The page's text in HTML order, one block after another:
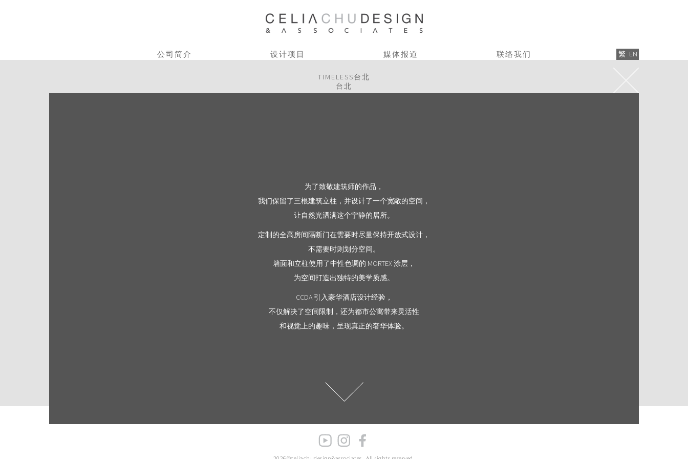
繁 EN
公司简介 设计项目 媒体报道 联络我们
TIMELESS台北
台北
为了致敬建筑师的作品，
我们保留了三根建筑立柱，并设计了一个宽敞的空间，
让自然光洒满这个宁静的居所。
定制的全高房间隔断门在需要时尽量保持开放式设计，
不需要时则划分空间。
墙面和立柱使用了中性色调的 MORTEX 涂层，
为空间打造出独特的美学质感。
CCDA 引入豪华酒店设计经验，
不仅解决了空间限制，还为都市公寓带来灵活性
和视觉上的趣味，呈现真正的奢华体验。